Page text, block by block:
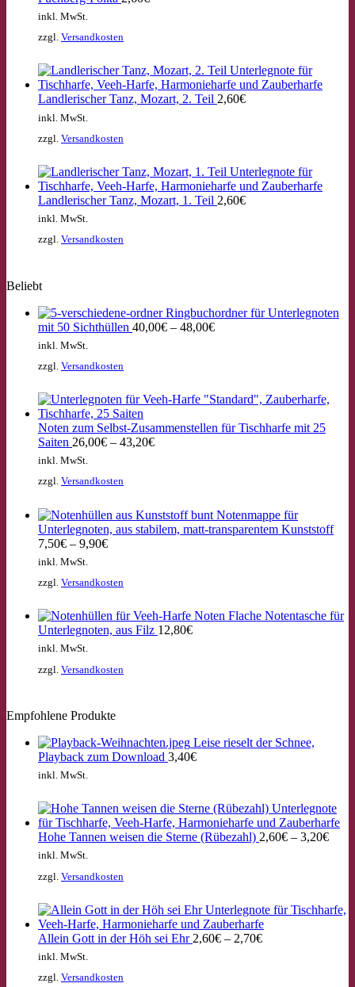
inkl. MwSt.
zzgl. Versandkosten
Landlerischer Tanz, Mozart, 2. Teil 2,60€
inkl. MwSt.
zzgl. Versandkosten
Landlerischer Tanz, Mozart, 1. Teil 2,60€
inkl. MwSt.
zzgl. Versandkosten
Beliebt
Ringbuchordner für Unterlegnoten
mit 50 Sichthüllen 40,00€ – 48,00€
inkl. MwSt.
zzgl. Versandkosten
Noten zum Selbst-Zusammenstellen für Tischharfe mit 25
Saiten 26,00€ – 43,20€
inkl. MwSt.
zzgl. Versandkosten
Notenmappe für
Unterlegnoten, aus stabilem, matt-transparentem Kunststoff
7,50€ – 9,90€
inkl. MwSt.
zzgl. Versandkosten
Flache Notentasche für
Unterlegnoten, aus Filz 12,80€
inkl. MwSt.
zzgl. Versandkosten
Empfohlene Produkte
Leise rieselt der Schnee,
Playback zum Download 3,40€
inkl. MwSt.
Hohe Tannen weisen die Sterne (Rübezahl) 2,60€ – 3,20€
inkl. MwSt.
zzgl. Versandkosten
Allein Gott in der Höh sei Ehr 2,60€ – 2,70€
inkl. MwSt.
zzgl. Versandkosten